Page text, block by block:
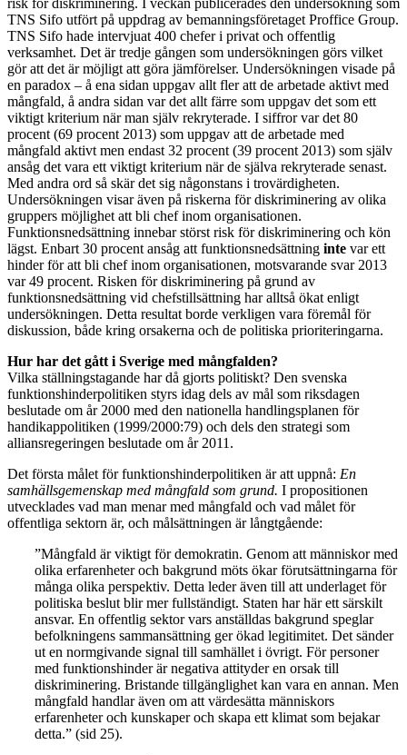
risk för diskriminering. I veckan publicerades den undersökning som
TNS Sifo utfört på uppdrag av bemanningsföretaget Proffice Group.
TNS Sifo hade intervjuat 400 chefer i privat och offentlig
verksamhet. Det är tredje gången som undersökningen görs vilket
gör att det är möjligt att göra jämförelser. Undersökningen visade på
en paradox – å ena sidan uppgav allt fler att de arbetade aktivt med
mångfald, å andra sidan var det allt färre som uppgav det som ett
viktigt kriterium när man själv rekryterade. I siffror var det 80
procent (69 procent 2013) som uppgav att de arbetade med
mångfald aktivt men endast 32 procent (39 procent 2013) som själv
ansåg det vara ett viktigt kriterium när de själva rekryterade senast.
Med andra ord så skär det sig någonstans i trovärdigheten.
Undersökningen visar även på riskerna för diskriminering av olika
gruppers möjlighet att bli chef inom organisationen.
Funktionsnedsättning innebar störst risk för diskriminering och kön
lägst. Enbart 30 procent ansåg att funktionsnedsättning inte var ett
hinder för att bli chef inom organisationen, motsvarande svar 2013
var 49 procent. Risken för diskriminering på grund av
funktionsnedsättning vid chefstillsättning har alltså ökat enligt
undersökningen. Detta resultat borde verkligen vara föremål för
diskussion, både kring orsakerna och de politiska prioriteringarna.
Hur har det gått i Sverige med mångfalden?
Vilka ställningstagande har då gjorts politiskt? Den svenska
funktionshinderpolitiken styrs idag dels av mål som riksdagen
beslutade om år 2000 med den nationella handlingsplanen för
handikappolitiken (1999/2000:79) och dels den strategi som
alliansregeringen beslutade om år 2011.
Det första målet för funktionshinderpolitiken är att uppnå: En
samhällsgemenskap med mångfald som grund. I propositionen
utvecklades vad man menar med mångfald och vad målet för
offentliga sektorn är, och målsättningen är långtgående:
”Mångfald är viktigt för demokratin. Genom att människor med
olika erfarenheter och bakgrund möts ökar förutsättningarna för
många olika perspektiv. Detta leder även till att underlaget för
politiska beslut blir mer fullständigt. Staten har här ett särskilt
ansvar. En offentlig sektor vars anställdas bakgrund speglar
befolkningens sammansättning ger ökad legitimitet. Det sänder
ut en normgivande signal till samhället i övrigt. För personer
med funktionshinder är negativa attityder en orsak till
diskriminering. Bristande tillgänglighet kan vara en annan. Men
mångfald handlar även om att värdesätta människors
erfarenheter och kunskaper och skapa ett klimat som bejakar
detta.” (sid 25).